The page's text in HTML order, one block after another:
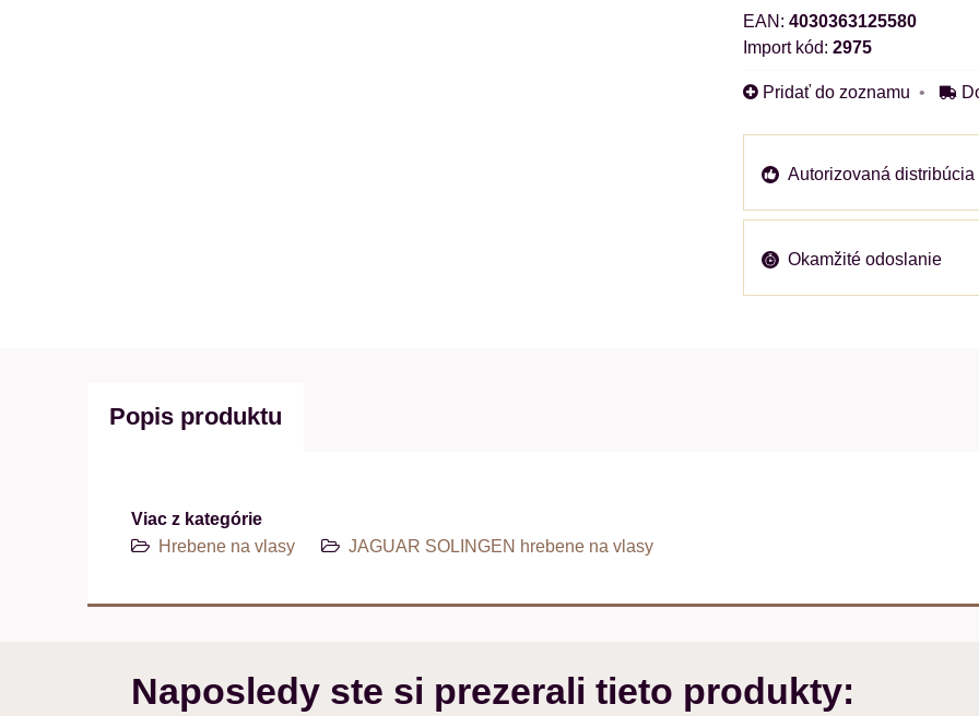
EAN: 4030363125580
Import kód: 2975
Pridať do zoznamu
Autorizovaná distribúcia
Okamžité odoslanie
Popis produktu
Viac z kategórie
Hrebene na vlasy
JAGUAR SOLINGEN hrebene na vlasy
Naposledy ste si prezerali tieto produkty: